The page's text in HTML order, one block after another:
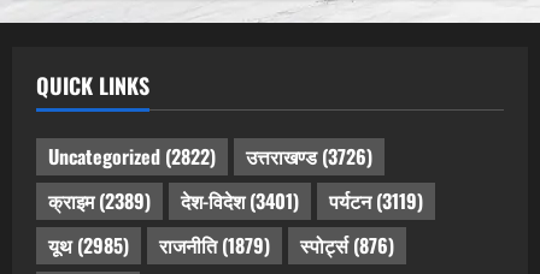
QUICK LINKS
Uncategorized (2822) उत्तराखण्ड(3726)
क्राइम(2389) देश-विदेश(3401) पर्यटन(3119)
यूथ(2985) राजनीति(1879) स्पोर्ट्स(876)